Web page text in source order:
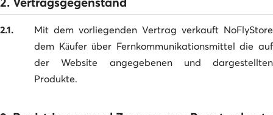
2.1.
Mit dem vorliegenden Vertrag verkauft NoFlyStore
dem Käufer über Fernkommunikationsmittel die auf
der Website angegebenen und dargestellten
Produkte.